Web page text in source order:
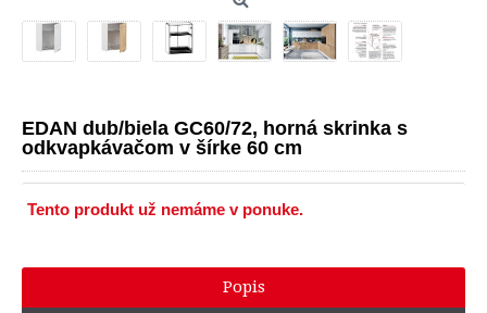
EDAN dub/biela GC60/72, horná skrinka s
odkvapkávačom v šírke 60 cm
Tento produkt už nemáme v ponuke.
Popis